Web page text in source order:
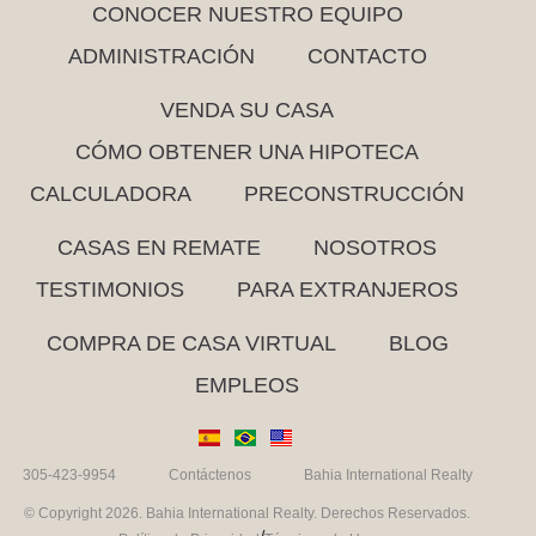
CONOCER NUESTRO EQUIPO
ADMINISTRACIÓN
CONTACTO
VENDA SU CASA
CÓMO OBTENER UNA HIPOTECA
CALCULADORA
PRECONSTRUCCIÓN
CASAS EN REMATE
NOSOTROS
TESTIMONIOS
PARA EXTRANJEROS
COMPRA DE CASA VIRTUAL
BLOG
EMPLEOS
305-423-9954 Contáctenos Bahia International Realty
© Copyright 2026. Bahia International Realty. Derechos Reservados.